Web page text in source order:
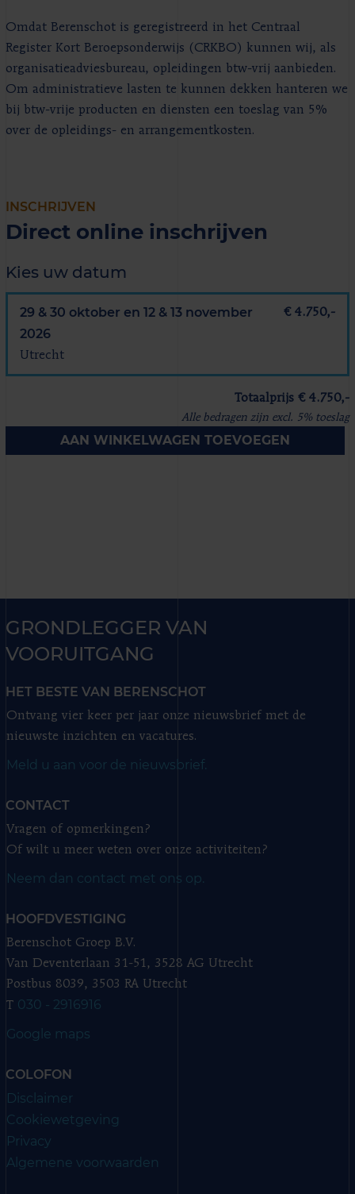
Omdat Berenschot is geregistreerd in het Centraal
Register Kort Beroepsonderwijs (CRKBO) kunnen wij, als
organisatieadviesbureau, opleidingen btw-vrij aanbieden.
Om administratieve lasten te kunnen dekken hanteren we
bij btw-vrije producten en diensten een toeslag van 5%
over de opleidings- en arrangementkosten.
INSCHRIJVEN
Direct online inschrijven
Kies uw datum
29 & 30 oktober en 12 & 13 november
2026
Utrecht
€ 4.750,-
Totaalprijs € 4.750,-
Alle bedragen zijn excl. 5% toeslag
AAN WINKELWAGEN TOEVOEGEN
GRONDLEGGER VAN
VOORUITGANG
HET BESTE VAN BERENSCHOT
Ontvang vier keer per jaar onze nieuwsbrief met de
nieuwste inzichten en vacatures.
Meld u aan voor de nieuwsbrief.
CONTACT
Vragen of opmerkingen?
Of wilt u meer weten over onze activiteiten?
Neem dan contact met ons op.
HOOFDVESTIGING
Berenschot Groep B.V.
Van Deventerlaan 31-51, 3528 AG Utrecht
Postbus 8039, 3503 RA Utrecht
T 030 - 2916916
Google maps
COLOFON
Disclaimer
Cookiewetgeving
Privacy
Algemene voorwaarden